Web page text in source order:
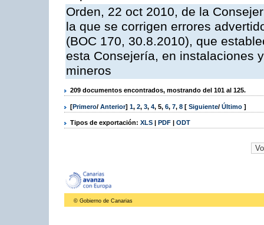
Orden, 22 oct 2010, de la
la que se corrigen errores
(BOC 170, 30.8.2010), que
esta Consejería, en instalaciones
mineros
209 documentos encontrados, mostrando del 101 al 125.
[Primero/ Anterior] 1, 2, 3, 4, 5, 6, 7, 8 [ Siguiente/ Último ]
Tipos de exportación: XLS | PDF | ODT
© Gobierno de Canarias